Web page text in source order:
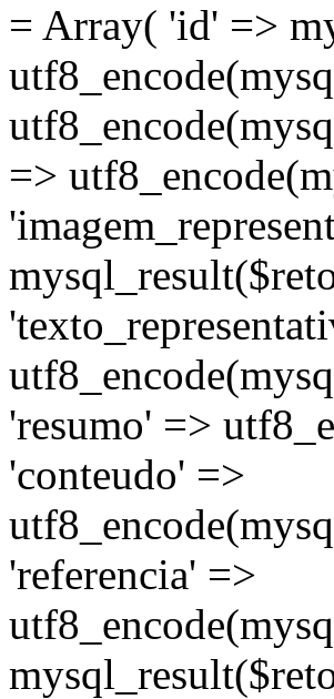
= Array( 'id' =>
=>
'resumo' =>
'conteudo' =>
'referencia' =>